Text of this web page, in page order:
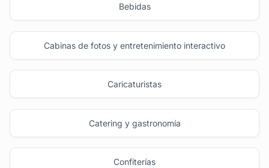
Bebidas
Cabinas de fotos y entretenimiento interactivo
Caricaturistas
Catering y gastronomía
Confiterías